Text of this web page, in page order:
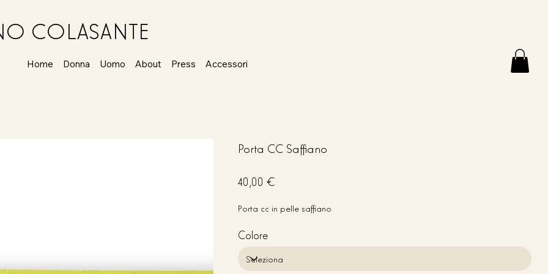
COLASANTE
Home Donna Uomo About Press Accessori
Porta CC Saffiano
40,00 €
Porta cc in pelle saffiano
Colore